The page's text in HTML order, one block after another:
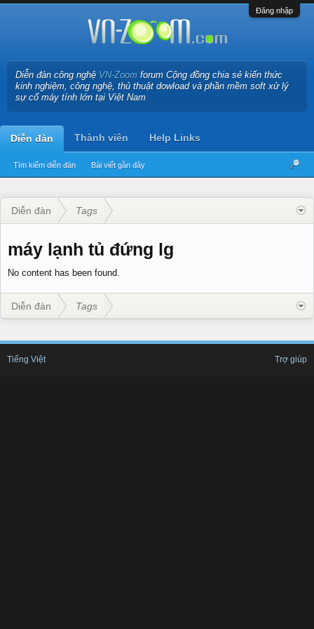
Đăng nhập
Diễn đàn công nghệ VN-Zoom forum Cộng đồng chia sẻ kiến thức
kinh nghiệm, công nghệ, thủ thuật dowload và phần mềm soft xử lý
sự cố máy tính lớn tại Việt Nam
Diễn đàn
Tìm kiếm diễn đàn Bài viết gần đây
Thành viên Help Links
Diễn đàn Tags
máy lạnh tủ đứng lg
No content has been found.
Diễn đàn Tags
Tiếng Việt Trợ giúp